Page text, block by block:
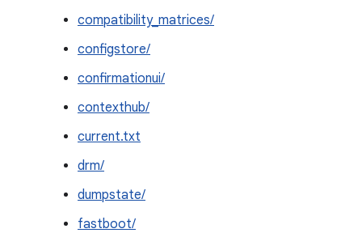
compatibility_matrices/
configstore/
confirmationui/
contexthub/
current.txt
drm/
dumpstate/
fastboot/